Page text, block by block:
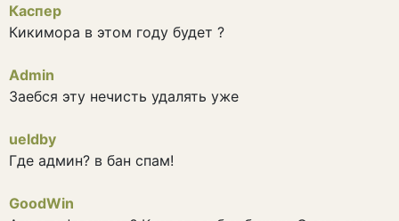
Каспер
Кикимора в этом году будет ?
Admin
Заебся эту нечисть удалять уже
ueldby
Где админ? в бан спам!
GoodWin